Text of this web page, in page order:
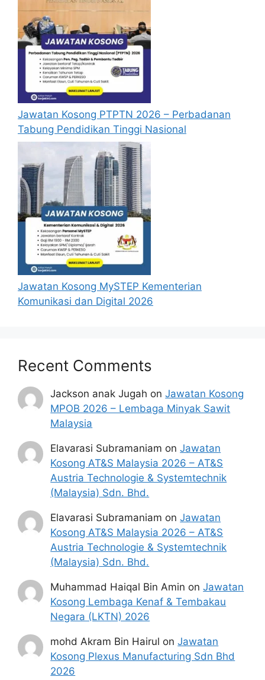
Jawatan Kosong PTPTN 2026 – Perbadanan
Tabung Pendidikan Tinggi Nasional
Jawatan Kosong MySTEP Kementerian
Komunikasi dan Digital 2026
Recent Comments
Jackson anak Jugah onJawatan Kosong
MPOB 2026 – Lembaga Minyak Sawit
Malaysia
Elavarasi Subramaniam onJawatan
Kosong AT&S Malaysia 2026 – AT&S
Austria Technologie & Systemtechnik
(Malaysia) Sdn. Bhd.
Elavarasi Subramaniam onJawatan
Kosong AT&S Malaysia 2026 – AT&S
Austria Technologie & Systemtechnik
(Malaysia) Sdn. Bhd.
Muhammad Haiqal Bin Amin onJawatan
Kosong Lembaga Kenaf & Tembakau
Negara (LKTN) 2026
mohd Akram Bin Hairul onJawatan
Kosong Plexus Manufacturing Sdn Bhd
2026